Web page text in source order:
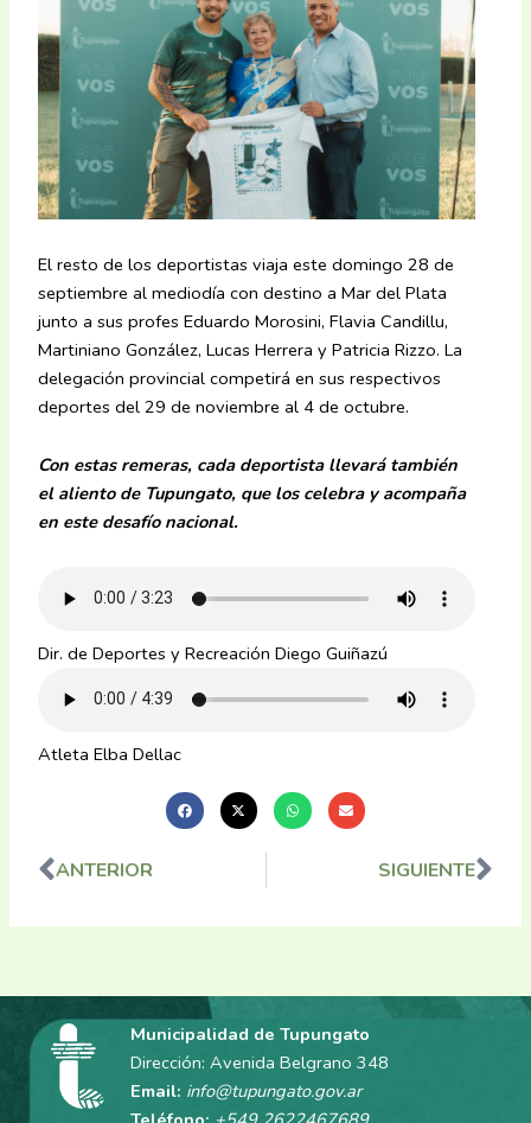
El resto de los deportistas viaja este domingo 28 de
septiembre al mediodía con destino a Mar del Plata
junto a sus profes Eduardo Morosini, Flavia Candillu,
Martiniano González, Lucas Herrera y Patricia Rizzo. La
delegación provincial competirá en sus respectivos
deportes del 29 de noviembre al 4 de octubre.
Con estas remeras, cada deportista llevará también
el aliento de Tupungato, que los celebra y acompaña
en este desafío nacional.
Dir. de Deportes y Recreación Diego Guiñazú
Atleta Elba Dellac
Ant
ANTERIOR SIGUIENTE
Municipalidad de Tupungato
Dirección: Avenida Belgrano 348
Email: info@tupungato.gov.ar